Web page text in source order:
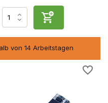
innerhalb von
von 14 Arbeitstagen